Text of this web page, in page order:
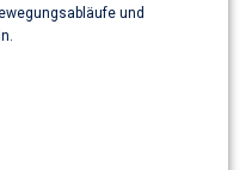
und